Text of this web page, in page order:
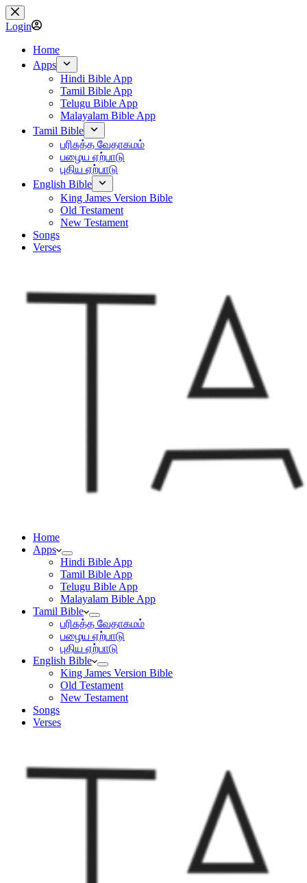
Skip
to
content
Login
Home
Apps
Hindi Bible App
Tamil Bible App
Telugu Bible App
Malayalam Bible App
Tamil Bible
பரிசுத்த வேதாகமம்
பழைய ஏற்பாடு
புதிய ஏற்பாடு
English Bible
King James Version Bible
Old Testament
New Testament
Songs
Verses
Home
Apps
Hindi Bible App
Tamil Bible App
Telugu Bible App
Malayalam Bible App
Tamil Bible
பரிசுத்த வேதாகமம்
பழைய ஏற்பாடு
புதிய ஏற்பாடு
English Bible
King James Version Bible
Old Testament
New Testament
Songs
Verses